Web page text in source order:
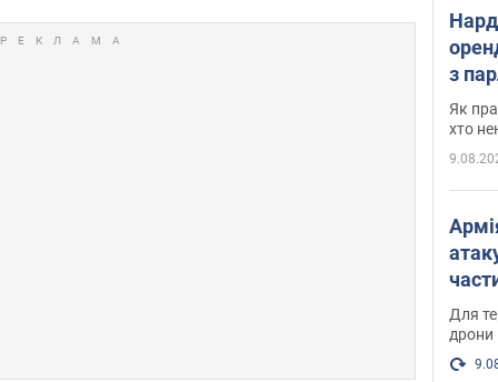
з
де
Як
хто
Для
дрони